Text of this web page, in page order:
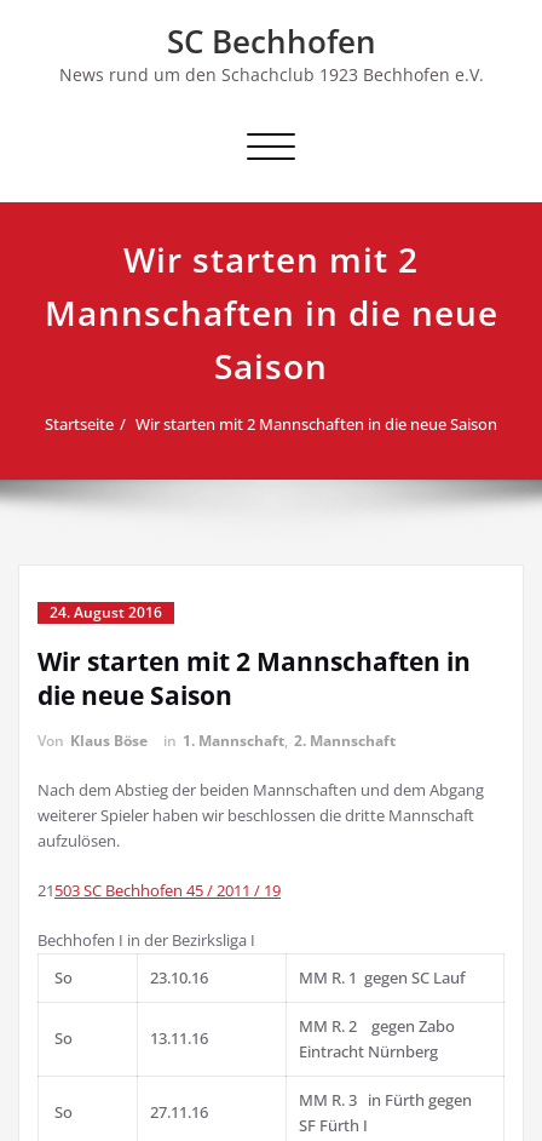
SC Bechhofen
News rund um den Schachclub 1923 Bechhofen e.V.
Schalte
Wir starten mit 2
Mannschaften in die neue
Saison
Startseite Wir starten mit 2 Mannschaften in die neue Saison
24. August 2016
Wir starten mit 2 Mannschaften in
die neue Saison
Von Klaus Böse in 1. Mannschaft, 2. Mannschaft
Nach dem Abstieg der beiden Mannschaften und dem Abgang
weiterer Spieler haben wir beschlossen die dritte Mannschaft
aufzulösen.
21503 SC Bechhofen 45 / 2011 / 19
Bechhofen I in der Bezirksliga I
So
23.10.16 MM R. 1 gegen SC Lauf
So 13.11.16
MM R. 2 gegen Zabo
Eintracht Nürnberg
So 27.11.16
MM R. 3 in Fürth gegen
SF Fürth I